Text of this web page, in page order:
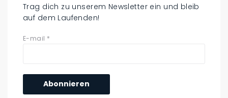
Trag dich zu unserem Newsletter ein und bleib
auf dem Laufenden!
E-mail *